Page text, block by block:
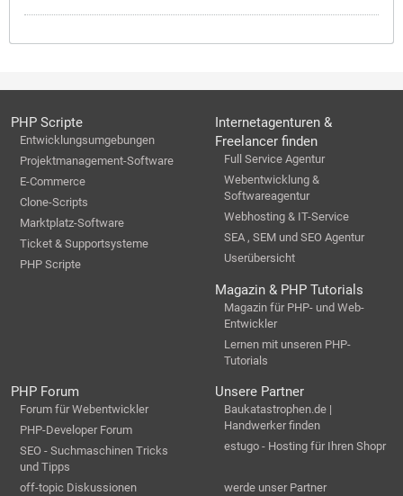
PHP Scripte
Entwicklungsumgebungen
Projektmanagement-Software
E-Commerce
Clone-Scripts
Marktplatz-Software
Ticket & Supportsysteme
PHP Scripte
Internetagenturen &
Freelancer finden
Full Service Agentur
Webentwicklung &
Softwareagentur
Webhosting & IT-Service
SEA , SEM und SEO Agentur
Userübersicht
Magazin & PHP Tutorials
Magazin für PHP- und Web-
Entwickler
Lernen mit unseren PHP-
Tutorials
PHP Forum
Forum für Webentwickler
PHP-Developer Forum
SEO - Suchmaschinen Tricks
und Tipps
off-topic Diskussionen
Unsere Partner
Baukatastrophen.de |
Handwerker finden
estugo - Hosting für Ihren Shopr
werde unser Partner